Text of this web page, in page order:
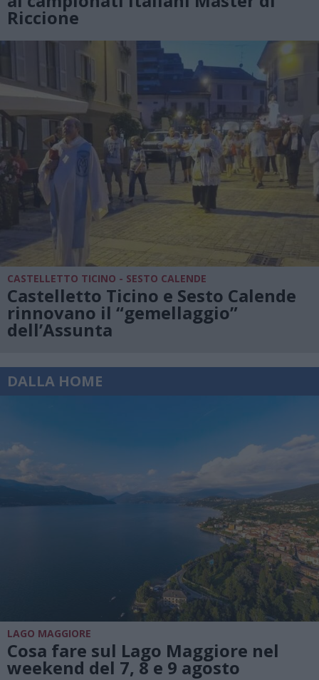
Riccione
CASTELLETTO TICINO - SESTO CALENDE
Castelletto Ticino e Sesto Calende
rinnovano il “gemellaggio”
dell’Assunta
DALLA HOME
LAGO MAGGIORE
Cosa fare sul Lago Maggiore nel
weekend del 7, 8 e 9 agosto